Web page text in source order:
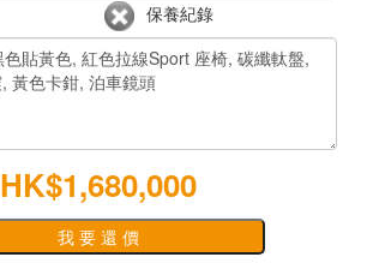
保養紀錄
HK$1,680,000
我 要 還 價